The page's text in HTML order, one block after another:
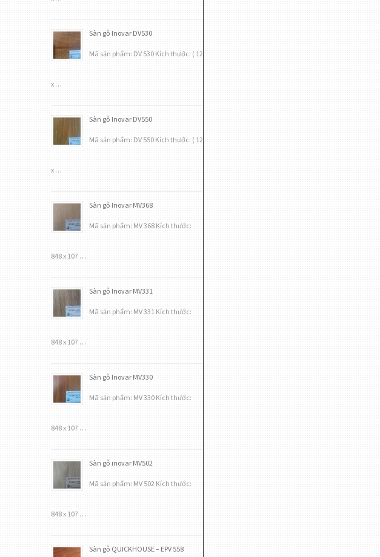
Sàn gỗ Inovar DV530
Mã sản phẩm: DV 530 Kích thước: ( 12
x …
Sàn gỗ Inovar DV550
Mã sản phẩm: DV 550 Kích thước: ( 12
x …
Sàn gỗ Inovar MV368
Mã sản phẩm: MV 368 Kích thước:
848 x 107 …
Sàn gỗ Inovar MV331
Mã sản phẩm: MV 331 Kích thước:
848 x 107 …
Sàn gỗ Inovar MV330
Mã sản phẩm: MV 330 Kích thước:
848 x 107 …
Sàn gỗ inovar MV502
Mã sản phẩm: MV 502 Kích thước:
848 x 107 …
Sàn gỗ QUICKHOUSE – EPV 558